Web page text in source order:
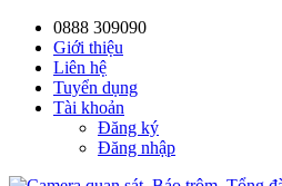
0888 309090
Giới thiệu
Liên hệ
Tuyển dụng
Tài khoản
Đăng ký
Đăng nhập